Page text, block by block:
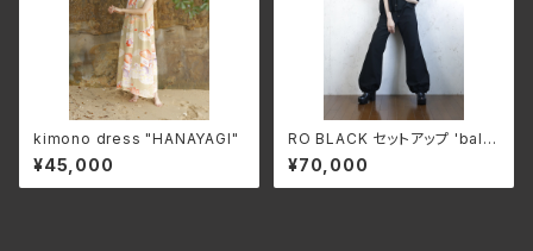
kimono dress "HANAYAGI"
¥45,000
RO BLACK セットアップ 'ballo
on pants' setup basic
¥70,000